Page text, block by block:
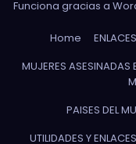
Funciona gracias a
Home
MUJERES ASESINADAS
PAISES DEL
UTILIDADES Y